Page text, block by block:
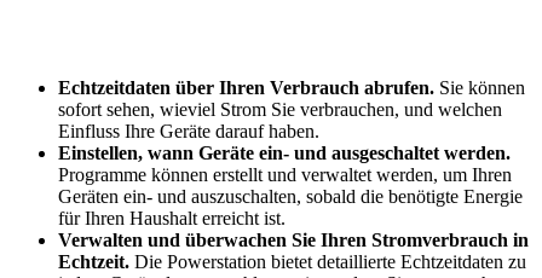
Echtzeitdaten über Ihren Verbrauch abrufen. Sie können
sofort sehen, wieviel Strom Sie verbrauchen, und welchen
Einfluss Ihre Geräte darauf haben.
Einstellen, wann Geräte ein- und ausgeschaltet werden.
Programme können erstellt und verwaltet werden, um Ihren
Geräten ein- und auszuschalten, sobald die benötigte Energie
für Ihren Haushalt erreicht ist.
Verwalten und überwachen Sie Ihren Stromverbrauch in
Echtzeit. Die Powerstation bietet detaillierte Echtzeitdaten zu